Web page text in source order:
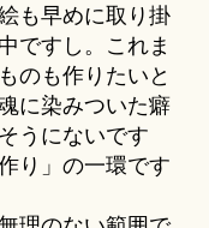
も早めに取り掛
ですし。これま
のも作りたいと
に染みついた癖
うにないです
り」の一環です